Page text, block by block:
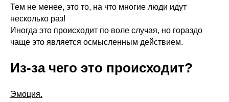
Тем не менее, это то, на что многие люди идут
несколько раз!
Иногда это происходит по воле случая, но гораздо
чаще это является осмысленным действием.
Из-за чего это происходит?
Эмоция.